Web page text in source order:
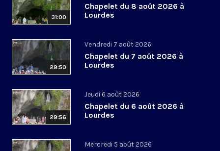
31:00
Chapelet du 8 août 2026 à
Lourdes
29:50
Vendredi 7 août 2026
Chapelet du 7 août 2026 à
Lourdes
29:56
Jeudi 6 août 2026
Chapelet du 6 août 2026 à
Lourdes
Mercredi 5 août 2026